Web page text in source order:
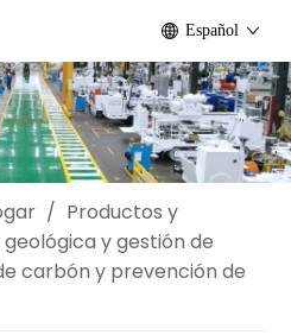
Español
/ Productos y
y gestión de
carbón y prevención de